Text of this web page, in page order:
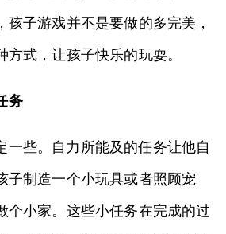
孩子游戏并不是要做的多完美，
方式，让孩子快乐的玩耍。
务
一些。自力所能及的任务让他自
子制造一个小玩具或者照顾宠
个小家。这些小任务在完成的过